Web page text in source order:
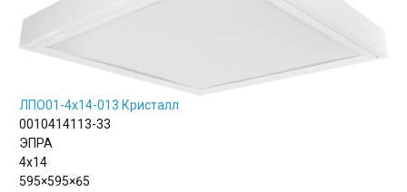
ЛПО01-4х14-013 Кристалл
0010414113-33
ЭПРА
4х14
595×595×65